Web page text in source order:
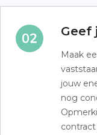
Geef
Maak
jouw
nog